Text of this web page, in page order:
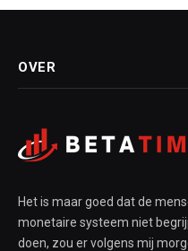
OVER
Het is maar goed dat de
monetaire systeem niet
doen, zou er volgens mij